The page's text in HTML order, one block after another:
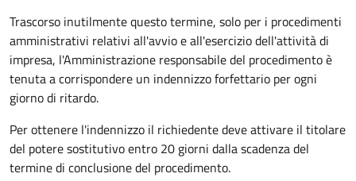
Trascorso inutilmente questo termine, solo per i procedimenti
amministrativi relativi all'avvio e all'esercizio dell'attività di
impresa, l'Amministrazione responsabile del procedimento è
tenuta a corrispondere un indennizzo forfettario per ogni
giorno di ritardo.
Per ottenere l'indennizzo il richiedente deve attivare il titolare
del potere sostitutivo entro 20 giorni dalla scadenza del
termine di conclusione del procedimento.